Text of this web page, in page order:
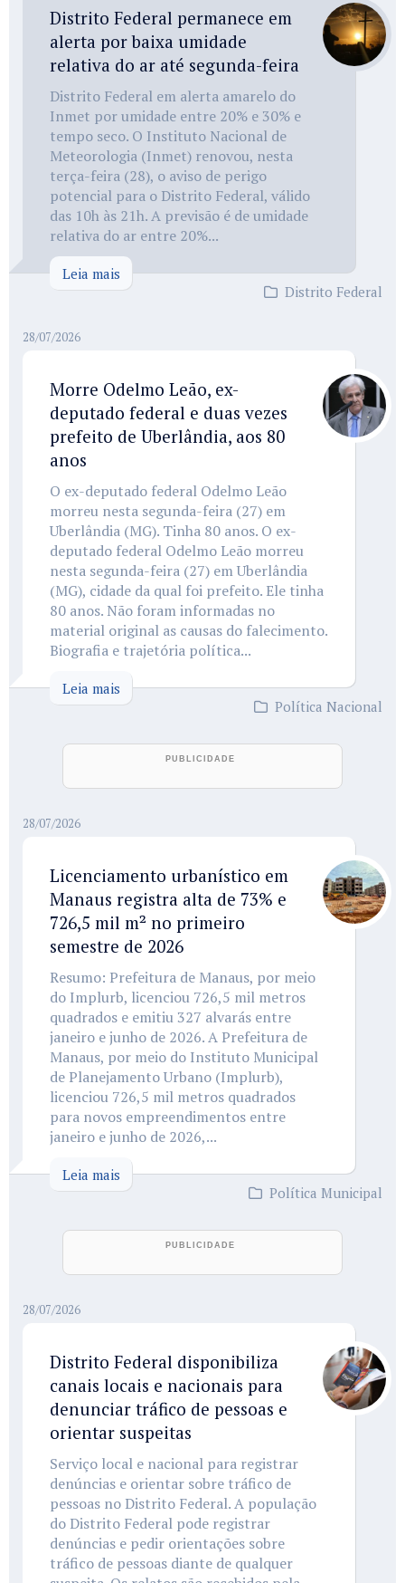
Distrito Federal permanece em
alerta por baixa umidade
relativa do ar até segunda-feira
Distrito Federal em alerta amarelo do
Inmet por umidade entre 20% e 30% e
tempo seco. O Instituto Nacional de
Meteorologia (Inmet) renovou, nesta
terça-feira (28), o aviso de perigo
potencial para o Distrito Federal, válido
das 10h às 21h. A previsão é de umidade
relativa do ar entre 20%...
Leia mais
Distrito Federal
28/07/2026
Morre Odelmo Leão, ex-
deputado federal e duas vezes
prefeito de Uberlândia, aos 80
anos
O ex-deputado federal Odelmo Leão
morreu nesta segunda-feira (27) em
Uberlândia (MG). Tinha 80 anos. O ex-
deputado federal Odelmo Leão morreu
nesta segunda-feira (27) em Uberlândia
(MG), cidade da qual foi prefeito. Ele tinha
80 anos. Não foram informadas no
material original as causas do falecimento.
Biografia e trajetória política...
Leia mais
Política Nacional
28/07/2026
Licenciamento urbanístico em
Manaus registra alta de 73% e
726,5 mil m² no primeiro
semestre de 2026
Resumo: Prefeitura de Manaus, por meio
do Implurb, licenciou 726,5 mil metros
quadrados e emitiu 327 alvarás entre
janeiro e junho de 2026. A Prefeitura de
Manaus, por meio do Instituto Municipal
de Planejamento Urbano (Implurb),
licenciou 726,5 mil metros quadrados
para novos empreendimentos entre
janeiro e junho de 2026,...
Leia mais
Política Municipal
28/07/2026
Distrito Federal disponibiliza
canais locais e nacionais para
denunciar tráfico de pessoas e
orientar suspeitas
Serviço local e nacional para registrar
denúncias e orientar sobre tráfico de
pessoas no Distrito Federal. A população
do Distrito Federal pode registrar
denúncias e pedir orientações sobre
tráfico de pessoas diante de qualquer